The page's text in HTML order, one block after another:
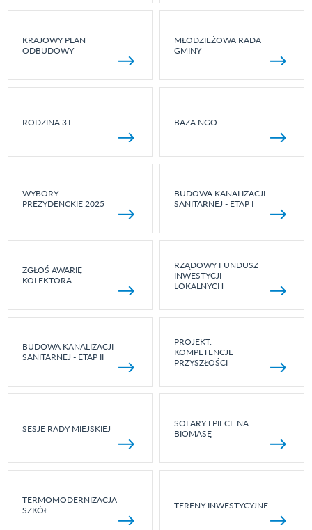
KRAJOWY PLAN
ODBUDOWY
MŁODZIEŻOWA RADA
GMINY
RODZINA 3+ BAZA NGO
WYBORY
PREZYDENCKIE 2025
BUDOWA KANALIZACJI
SANITARNEJ - ETAP I
ZGŁOŚ AWARIĘ
KOLEKTORA
RZĄDOWY FUNDUSZ
INWESTYCJI
LOKALNYCH
BUDOWA KANALIZACJI
SANITARNEJ - ETAP II
PROJEKT:
KOMPETENCJE
PRZYSZŁOŚCI
SESJE RADY MIEJSKIEJ
SOLARY I PIECE NA
BIOMASĘ
TERMOMODERNIZACJA
SZKÓŁ
TERENY INWESTYCYJNE